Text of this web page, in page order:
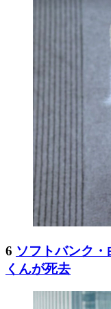
6 ソフトバンク
くんが死去